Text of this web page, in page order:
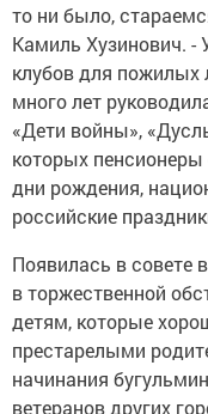
то ни было,
Камиль Хузинович. -
клубов для пожилых
много лет
«Дети войны»,
которых
дни рождения,
российские
Появилась в совете
в торжественной
детям, которые
престарелыми
начинания
ветеранов других